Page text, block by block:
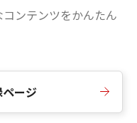
ンテンツをかんたん
ージ